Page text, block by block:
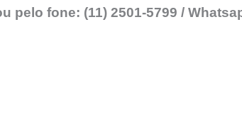
pelo fone: (11) 2501-5799 /